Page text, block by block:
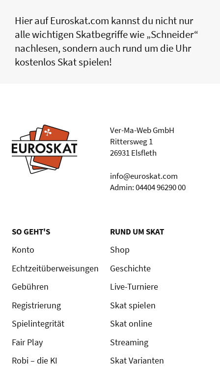
Hier auf Euroskat.com kannst du nicht nur
alle wichtigen Skatbegriffe wie „Schneider“
nachlesen, sondern auch rund um die Uhr
kostenlos Skat spielen!
Ver-Ma-Web GmbH
Rittersweg 1
26931 Elsfleth
info@euroskat.com
Admin: 04404 96290 00
SO GEHT'S
Konto
Echtzeitüberweisungen
Gebühren
Registrierung
Spielintegrität
Fair Play
Robi – die KI
RUND UM SKAT
Shop
Geschichte
Live-Turniere
Skat spielen
Skat online
Streaming
Skat Varianten